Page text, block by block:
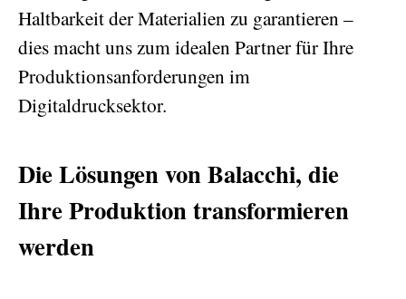
Haltbarkeit der Materialien zu garantieren –
dies macht uns zum idealen Partner für Ihre
Produktionsanforderungen im
Digitaldrucksektor.
Die Lösungen von Balacchi, die
Ihre Produktion transformieren
werden